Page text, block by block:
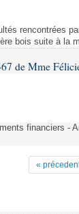
rencontrées
bois suite à la
de Mme
financiers -
«